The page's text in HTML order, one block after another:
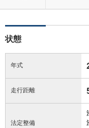
状態
年式
走行距離
法定整備